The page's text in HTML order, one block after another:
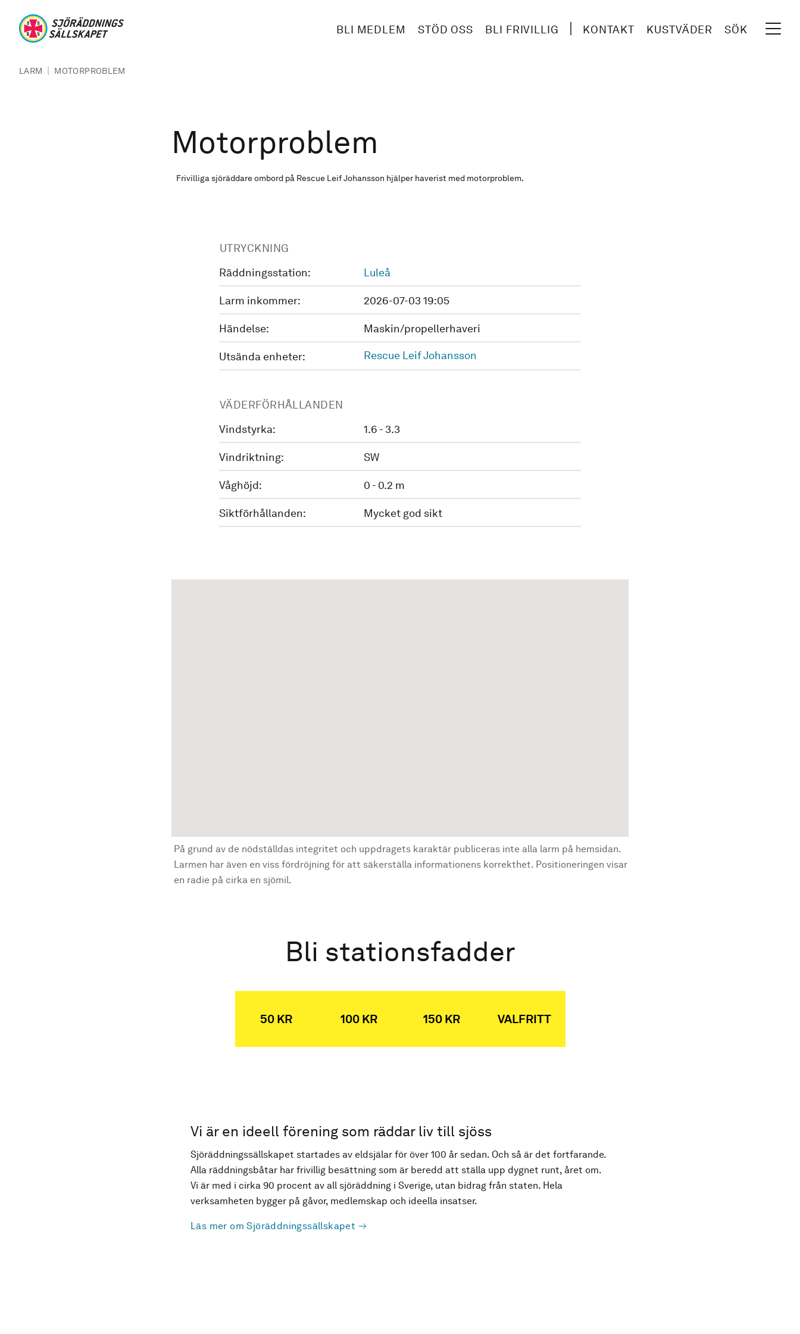
BLI MEDLEM STÖD OSS BLI FRIVILLIG KONTAKT KUSTVÄDER SÖK
LARM | MOTORPROBLEM
Motorproblem
Frivilliga sjöräddare ombord på Rescue Leif Johansson hjälper haverist med motorproblem.
UTRYCKNING
Räddningsstation:
Luleå
Larm inkommer: 2026-07-03 19:05
Händelse: Maskin/propellerhaveri
Utsända enheter: Rescue Leif Johansson
VÄDERFÖRHÅLLANDEN
Vindstyrka:
1.6 - 3.3
Vindriktning: SW
Våghöjd: 0 - 0.2 m
Siktförhållanden: Mycket god sikt
På grund av de nödställdas integritet och uppdragets karaktär publiceras inte alla larm på hemsidan.
Larmen har även en viss fördröjning för att säkerställa informationens korrekthet. Positioneringen visar
en radie på cirka en sjömil.
Bli stationsfadder
50 KR 100 KR 150 KR VALFRITT
Vi är en ideell förening som räddar liv till sjöss
Sjöräddningssällskapet startades av eldsjälar för över 100 år sedan. Och så är det fortfarande.
Alla räddningsbåtar har frivillig besättning som är beredd att ställa upp dygnet runt, året om.
Vi är med i cirka 90 procent av all sjöräddning i Sverige, utan bidrag från staten. Hela
verksamheten bygger på gåvor, medlemskap och ideella insatser.
Läs mer om Sjöräddningssällskapet